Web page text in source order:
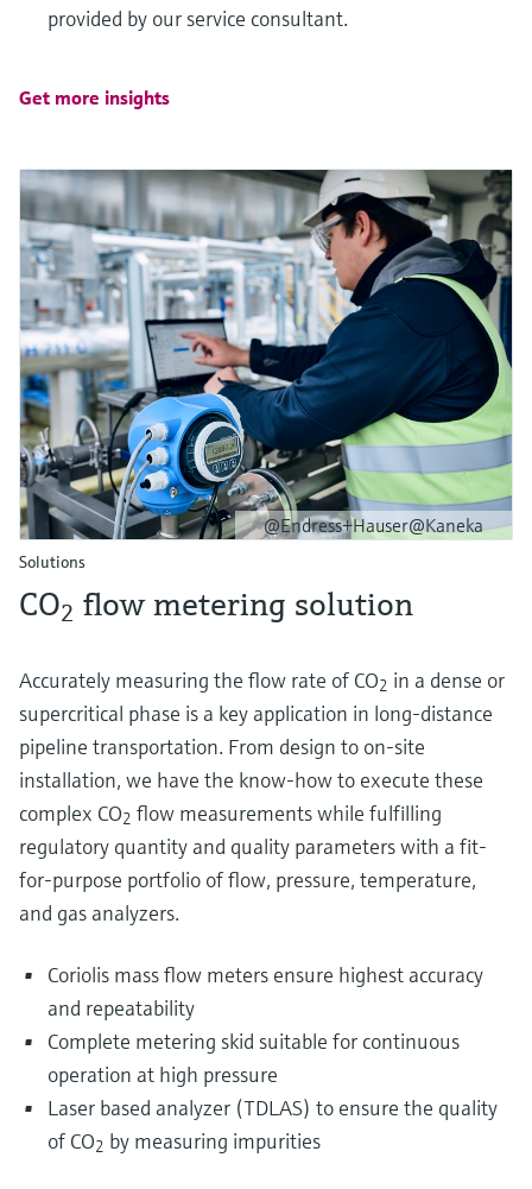
provided by our service consultant.
Get more insights
@Endress+Hauser@Kaneka
Solutions
CO2 flow metering solution
Accurately measuring the flow rate of CO2 in a dense or
supercritical phase is a key application in long-distance
pipeline transportation. From design to on-site
installation, we have the know-how to execute these
complex CO2 flow measurements while fulfilling
regulatory quantity and quality parameters with a fit-
for-purpose portfolio of flow, pressure, temperature,
and gas analyzers.
Coriolis mass flow meters ensure highest accuracy
and repeatability
Complete metering skid suitable for continuous
operation at high pressure
Laser based analyzer (TDLAS) to ensure the quality
of CO2 by measuring impurities